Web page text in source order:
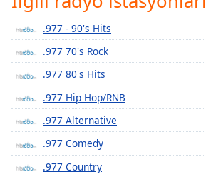
Rate
Chapters
Chapters
Descriptions
descriptions
off,
selected
Subtitles
.977 - 90's Hits
.977 70's Rock
.977 80's Hits
.977 Hip Hop/RNB
.977 Alternative
.977 Comedy
.977 Country